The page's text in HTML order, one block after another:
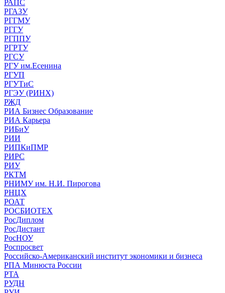
РАПС
РГАЗУ
РГГМУ
РГГУ
РГППУ
РГРТУ
РГСУ
РГУ им.Есенина
РГУП
РГУТиС
РГЭУ (РИНХ)
РЖД
РИА Бизнес Образование
РИА Карьера
РИБиУ
РИИ
РИПКиПМР
РИРС
РИУ
РКТМ
РНИМУ им. Н.И. Пирогова
РНЦХ
РОАТ
РОСБИОТЕХ
РосДиплом
РосДистант
РосНОУ
Роспросвет
Российско-Американский институт экономики и бизнеса
РПА Минюста России
РТА
РУДН